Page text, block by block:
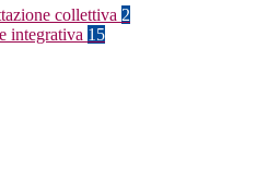
collettiva 2
integrativa 15